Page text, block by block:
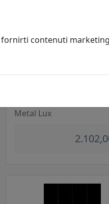
Metal Lux
contenuti